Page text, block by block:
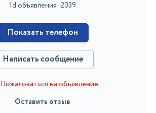
Id объявления: 2039
Показать телефон
Написать сообщение
Пожаловаться на объявление
Оставить отзыв